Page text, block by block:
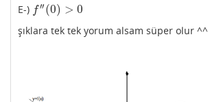
E-) f′′ (0) > 0
f″(0)>0
şıklara tek tek yorum alsam süper olur ^^